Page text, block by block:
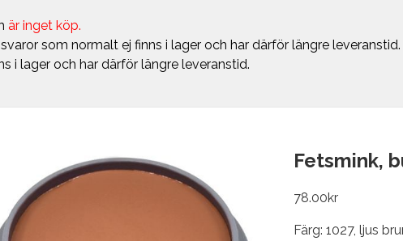
är inget köp.
som normalt ej finns i lager och har därför längre leveranstid.
i lager och har därför längre leveranstid.
Fetsmink,
78.00kr
Färg: 1027, ljus